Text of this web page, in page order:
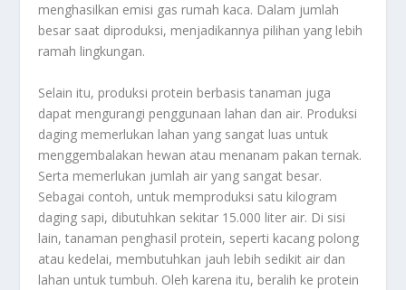
menghasilkan emisi gas rumah kaca. Dalam jumlah
besar saat diproduksi, menjadikannya pilihan yang lebih
ramah lingkungan.
Selain itu, produksi protein berbasis tanaman juga
dapat mengurangi penggunaan lahan dan air. Produksi
daging memerlukan lahan yang sangat luas untuk
menggembalakan hewan atau menanam pakan ternak.
Serta memerlukan jumlah air yang sangat besar.
Sebagai contoh, untuk memproduksi satu kilogram
daging sapi, dibutuhkan sekitar 15.000 liter air. Di sisi
lain, tanaman penghasil protein, seperti kacang polong
atau kedelai, membutuhkan jauh lebih sedikit air dan
lahan untuk tumbuh. Oleh karena itu, beralih ke protein